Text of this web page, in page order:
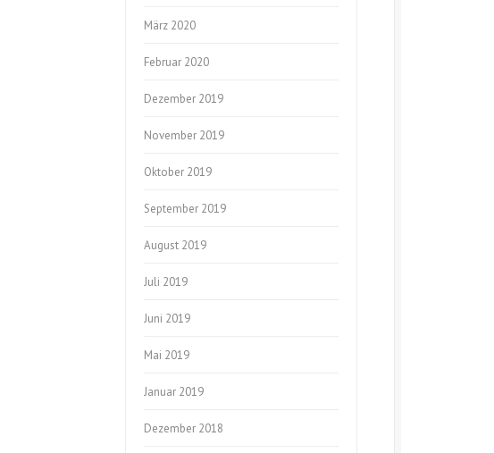
März 2020
Februar 2020
Dezember 2019
November 2019
Oktober 2019
September 2019
August 2019
Juli 2019
Juni 2019
Mai 2019
Januar 2019
Dezember 2018